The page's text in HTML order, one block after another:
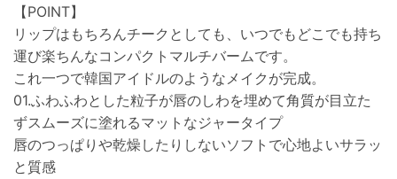
【POINT】
リップはもちろんチークとしても、いつでもどこでも持ち
運び楽ちんなコンパクトマルチバームです。
これ一つで韓国アイドルのようなメイクが完成。
01.ふわふわとした粒子が唇のしわを埋めて角質が目立た
ずスムーズに塗れるマットなジャータイプ
唇のつっぱりや乾燥したりしないソフトで心地よいサラッ
と質感